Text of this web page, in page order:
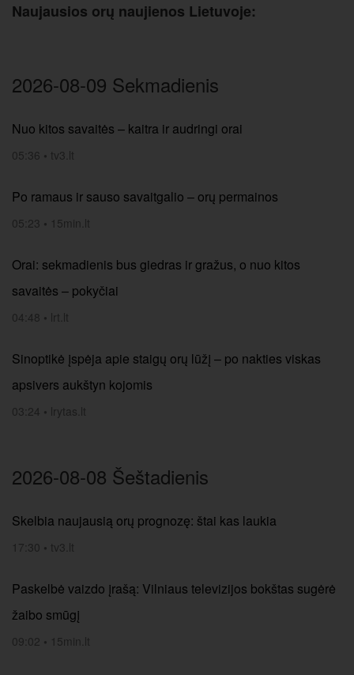
Naujausios orų naujienos Lietuvoje:
2026-08-09 Sekmadienis
Nuo kitos savaitės – kaitra ir audringi orai
05:36 • tv3.lt
Po ramaus ir sauso savaitgalio – orų permainos
05:23 • 15min.lt
Orai: sekmadienis bus giedras ir gražus, o nuo kitos
savaitės – pokyčiai
04:48 • lrt.lt
Sinoptikė įspėja apie staigų orų lūžį – po nakties viskas
apsivers aukštyn kojomis
03:24 • lrytas.lt
2026-08-08 Šeštadienis
Skelbia naujausią orų prognozę: štai kas laukia
17:30 • tv3.lt
Paskelbė vaizdo įrašą: Vilniaus televizijos bokštas sugėrė
žaibo smūgį
09:02 • 15min.lt